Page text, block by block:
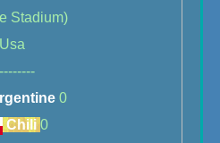
Stadium)
Usa
0
Chili0